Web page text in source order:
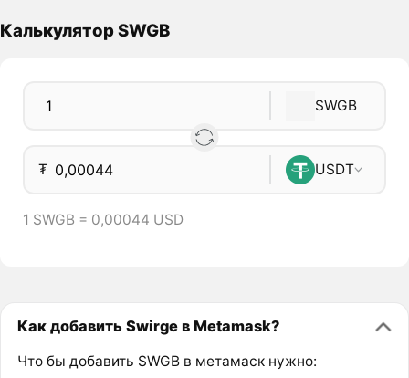
Калькулятор SWGB
SWGB
₮ USDT
1 SWGB = 0,00044 USD
Как добавить Swirge в Metamask?
Что бы добавить SWGB в метамаск нужно: